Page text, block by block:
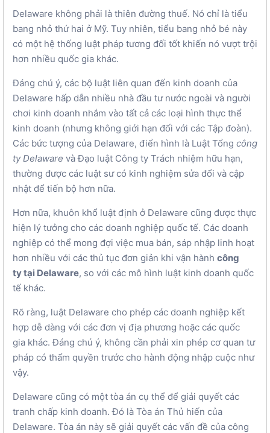
Delaware không phải là thiên đường thuế. Nó chỉ là tiểu
bang nhỏ thứ hai ở Mỹ. Tuy nhiên, tiểu bang nhỏ bé này
có một hệ thống luật pháp tương đối tốt khiến nó vượt trội
hơn nhiều quốc gia khác.
Đáng chú ý, các bộ luật liên quan đến kinh doanh của
Delaware hấp dẫn nhiều nhà đầu tư nước ngoài và người
chơi kinh doanh nhắm vào tất cả các loại hình thực thể
kinh doanh (nhưng không giới hạn đối với các Tập đoàn).
Các bức tượng của Delaware, điển hình là Luật Tổng công
ty Delaware và Đạo luật Công ty Trách nhiệm hữu hạn,
thường được các luật sư có kinh nghiệm sửa đổi và cập
nhật để tiến bộ hơn nữa.
Hơn nữa, khuôn khổ luật định ở Delaware cũng được thực
hiện lý tưởng cho các doanh nghiệp quốc tế. Các doanh
nghiệp có thể mong đợi việc mua bán, sáp nhập linh hoạt
hơn nhiều với các thủ tục đơn giản khi vận hành công
ty tại Delaware, so với các mô hình luật kinh doanh quốc
tế khác.
Rõ ràng, luật Delaware cho phép các doanh nghiệp kết
hợp dễ dàng với các đơn vị địa phương hoặc các quốc
gia khác. Đáng chú ý, không cần phải xin phép cơ quan tư
pháp có thẩm quyền trước cho hành động nhập cuộc như
vậy.
Delaware cũng có một tòa án cụ thể để giải quyết các
tranh chấp kinh doanh. Đó là Tòa án Thủ hiến của
Delaware. Tòa án này sẽ giải quyết các vấn đề của công